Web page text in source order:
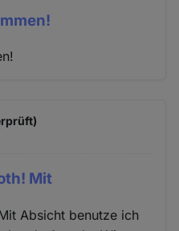
Mit
Absicht benutze ich